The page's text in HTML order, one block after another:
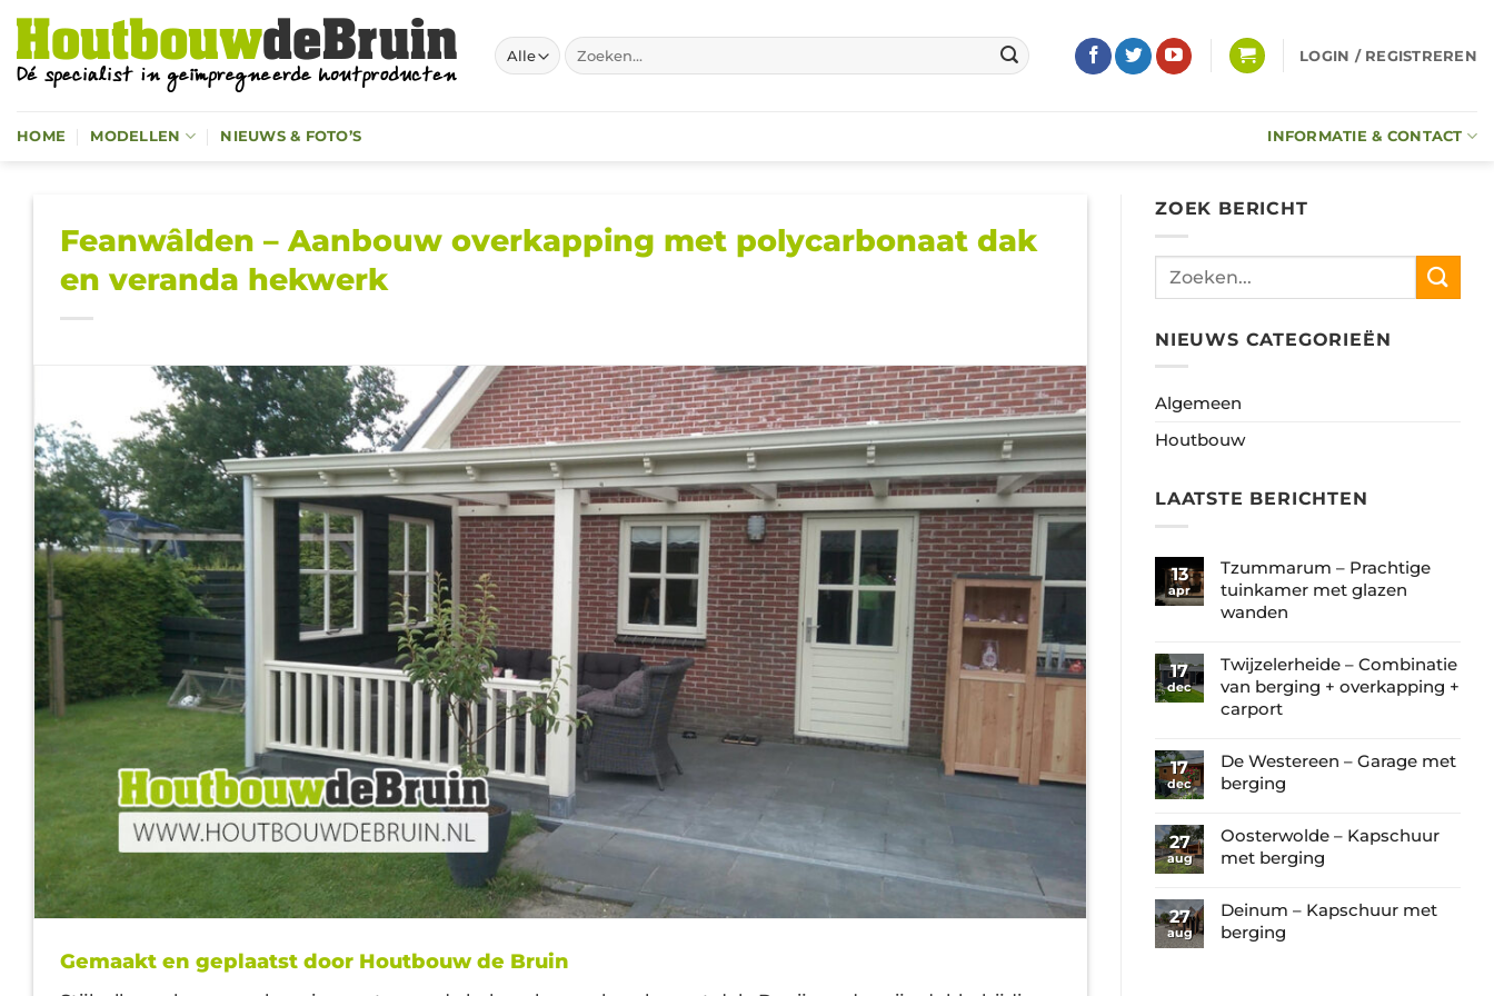
Ga
naar
inhoud
Zoeken
naar:
LOGIN / REGISTREREN
HOME MODELLEN NIEUWS & FOTO’S INFORMATIE & CONTACT
Feanwâlden – Aanbouw overkapping met polycarbonaat dak
en veranda hekwerk
Gemaakt en geplaatst door Houtbouw de Bruin
ZOEK BERICHT
NIEUWS CATEGORIEËN
Algemeen
Houtbouw
LAATSTE BERICHTEN
13
apr
Tzummarum – Prachtige
tuinkamer met glazen
wanden
reacties
op
Tzummarum
tuinkamer
met
wanden
17
dec
Twijzelerheide – Combinatie
van berging + overkapping +
carport
reacties
op
Combinatie
van
+
overkapping
17
dec
De Westereen – Garage met
berging
reacties
op
Westereen
–
Garage
27
aug
Oosterwolde – Kapschuur
met berging
reacties
op
27
aug
Deinum – Kapschuur met
berging